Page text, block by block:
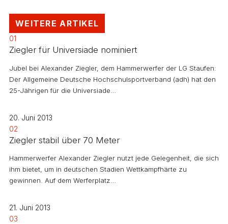
WEITERE ARTIKEL
01
Ziegler für Universiade nominiert
Jubel bei Alexander Ziegler, dem Hammerwerfer der LG Staufen:
Der Allgemeine Deutsche Hochschulsportverband (adh) hat den
25-Jährigen für die Universiade…
20. Juni 2013
02
Ziegler stabil über 70 Meter
Hammerwerfer Alexander Ziegler nutzt jede Gelegenheit, die sich
ihm bietet, um in deutschen Stadien Wettkampfhärte zu
gewinnen. Auf dem Werferplatz…
21. Juni 2013
03